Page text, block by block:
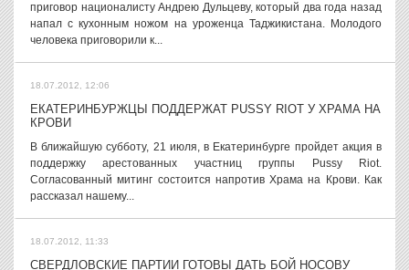
приговор националисту Андрею Дульцеву, который два года назад
напал с кухонным ножом на уроженца Таджикистана. Молодого
человека приговорили к...
18.07.2012, 12:06
ЕКАТЕРИНБУРЖЦЫ ПОДДЕРЖАТ PUSSY RIOT У ХРАМА НА
КРОВИ
В ближайшую субботу, 21 июля, в Екатеринбурге пройдет акция в
поддержку арестованных участниц группы Pussy Riot.
Согласованный митинг состоится напротив Храма на Крови. Как
рассказал нашему...
18.07.2012, 11:33
СВЕРДЛОВСКИЕ ПАРТИИ ГОТОВЫ ДАТЬ БОЙ НОСОВУ